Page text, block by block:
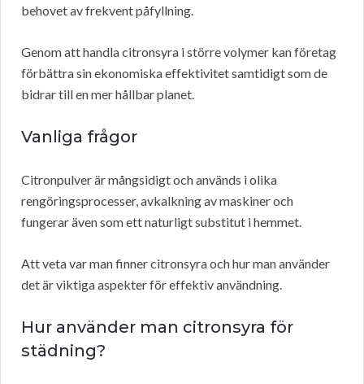
behovet av frekvent påfyllning.
Genom att handla citronsyra i större volymer kan företag
förbättra sin ekonomiska effektivitet samtidigt som de
bidrar till en mer hållbar planet.
Vanliga frågor
Citronpulver är mångsidigt och används i olika
rengöringsprocesser, avkalkning av maskiner och
fungerar även som ett naturligt substitut i hemmet.
Att veta var man finner citronsyra och hur man använder
det är viktiga aspekter för effektiv användning.
Hur använder man citronsyra för
städning?